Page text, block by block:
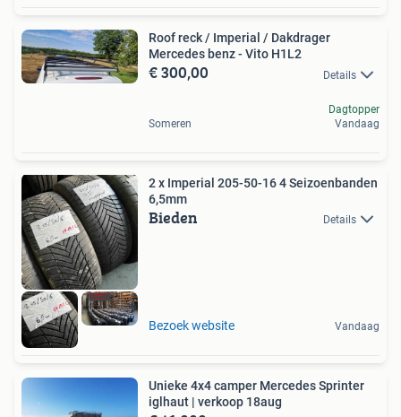
Roof reck / Imperial / Dakdrager
Mercedes benz - Vito H1L2
€ 300,00 Details
Someren
Dagtopper
Vandaag
2 x Imperial 205-50-16 4 Seizoenbanden
6,5mm
Bieden Details
Bezoek website Vandaag
Unieke 4x4 camper Mercedes Sprinter
iglhaut | verkoop 18aug